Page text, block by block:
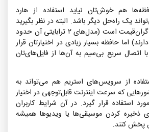
هم خوش‌تان نیاید استفاده از هارد
یک راه‌حل دیگر باشد. البته در نظر بگیرید
که این راه‌حل تا حدی گران‌قیمت است (مدل‌های ۲ ترابایتی آن حدود
دارند) اما حافظه بسیار زیادی در اختیارتان قرار
اتصال سریع بی‌سیم به آن‌ها از فایل‌های‌تان
از سرویس‌های استریم هم می‌تواند به
که سرعت اینترنت قابل‌توجهی در اختیار
استفاده قرار گیرد. در آن شرایط کاربران
ذخیره کردن موسیقی‌ها یا ویدیو‌ها همیشه
پخش کنند.